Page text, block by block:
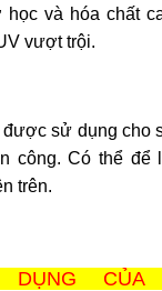
học và hóa chất
vượt trội.
được sử dụng cho
công. Có thể để
trên.
CỦA